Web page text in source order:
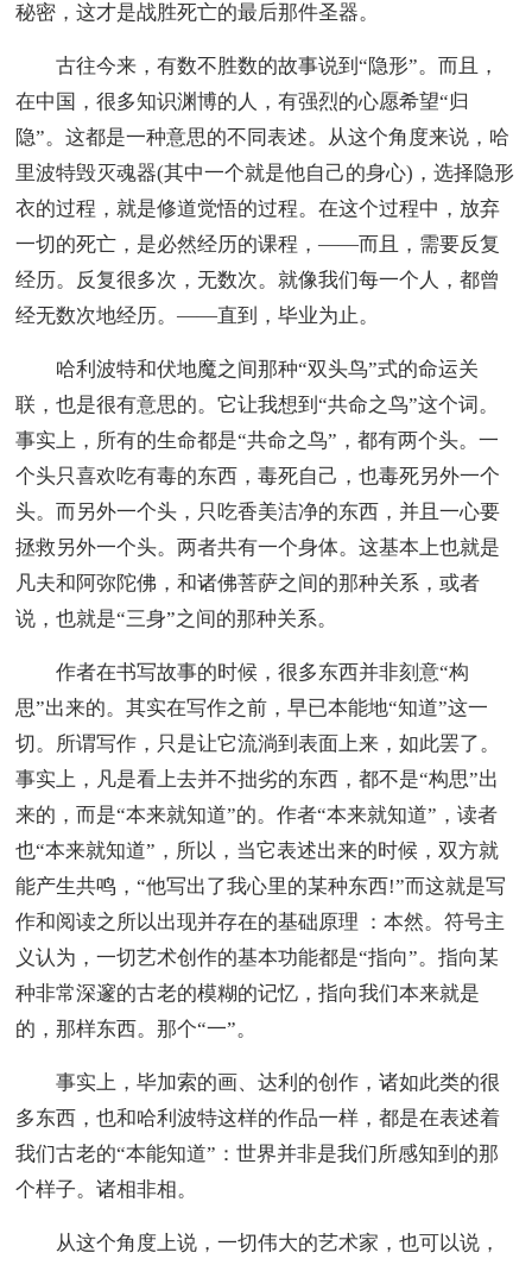
秘密，这才是战胜死亡的最后那件圣器。
古往今来，有数不胜数的故事说到“隐形”。而且，
在中国，很多知识渊博的人，有强烈的心愿希望“归
隐”。这都是一种意思的不同表述。从这个角度来说，哈
里波特毁灭魂器(其中一个就是他自己的身心)，选择隐形
衣的过程，就是修道觉悟的过程。在这个过程中，放弃
一切的死亡，是必然经历的课程，——而且，需要反复
经历。反复很多次，无数次。就像我们每一个人，都曾
经无数次地经历。——直到，毕业为止。
哈利波特和伏地魔之间那种“双头鸟”式的命运关
联，也是很有意思的。它让我想到“共命之鸟”这个词。
事实上，所有的生命都是“共命之鸟”，都有两个头。一
个头只喜欢吃有毒的东西，毒死自己，也毒死另外一个
头。而另外一个头，只吃香美洁净的东西，并且一心要
拯救另外一个头。两者共有一个身体。这基本上也就是
凡夫和阿弥陀佛，和诸佛菩萨之间的那种关系，或者
说，也就是“三身”之间的那种关系。
作者在书写故事的时候，很多东西并非刻意“构
思”出来的。其实在写作之前，早已本能地“知道”这一
切。所谓写作，只是让它流淌到表面上来，如此罢了。
事实上，凡是看上去并不拙劣的东西，都不是“构思”出
来的，而是“本来就知道”的。作者“本来就知道”，读者
也“本来就知道”，所以，当它表述出来的时候，双方就
能产生共鸣，“他写出了我心里的某种东西!”而这就是写
作和阅读之所以出现并存在的基础原理 ：本然。符号主
义认为，一切艺术创作的基本功能都是“指向”。指向某
种非常深邃的古老的模糊的记忆，指向我们本来就是
的，那样东西。那个“一”。
事实上，毕加索的画、达利的创作，诸如此类的很
多东西，也和哈利波特这样的作品一样，都是在表述着
我们古老的“本能知道”：世界并非是我们所感知到的那
个样子。诸相非相。
从这个角度上说，一切伟大的艺术家，也可以说，